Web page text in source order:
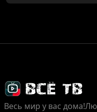
Весь мир у вас дома!